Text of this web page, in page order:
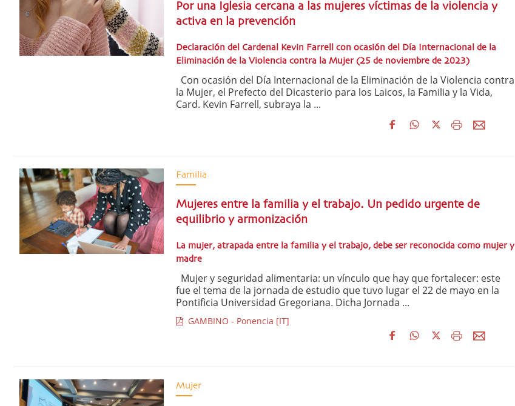
Por una Iglesia cercana a las mujeres víctimas de la violencia y
activa en la prevención
Declaración del Cardenal Kevin Farrell con ocasión del Día Internacional de la
Eliminación de la Violencia contra la Mujer (25 de noviembre de 2023)
Con ocasión del Día Internacional de la Eliminación de la Violencia contra
la Mujer, el Prefecto del Dicasterio para los Laicos, la Familia y la Vida,
Card. Kevin Farrell, subraya la ...
Familia
Mujeres entre la familia y el trabajo. Un pedido urgente de
equilibrio y armonización
La mujer, atrapada entre la familia y el trabajo, debe ser reconocida como mujer y
madre
Mujer y seguridad alimentaria: un vínculo que hay que fortalecer: este
fue el tema de la jornada de estudio que tuvo lugar el 22 de mayo en la
Pontificia Universidad Gregoriana. Dicha Jornada ...
GAMBINO - Ponencia [IT]
Mujer